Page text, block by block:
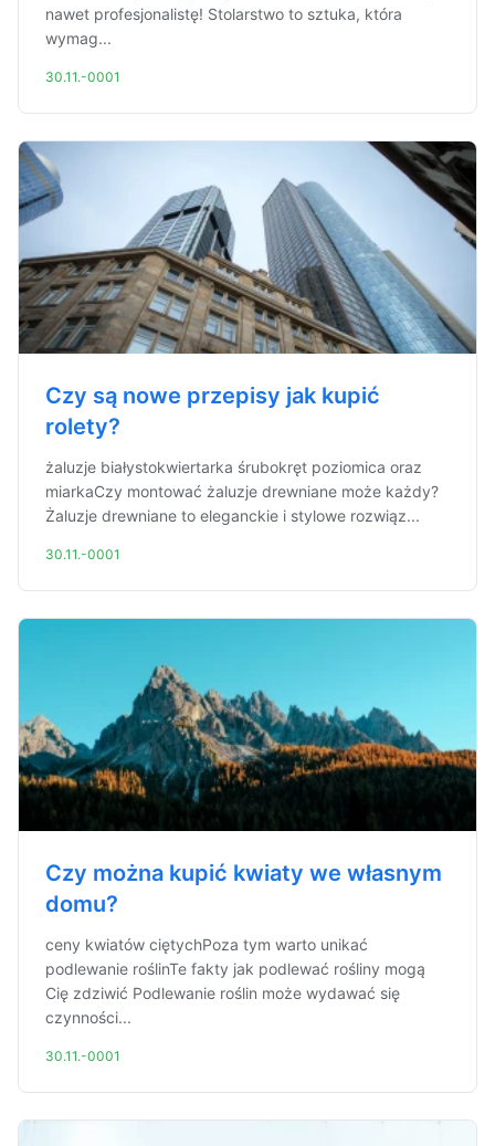
nawet profesjonalistę! Stolarstwo to sztuka, która
wymag...
30.11.-0001
Czy są nowe przepisy jak kupić
rolety?
żaluzje białystokwiertarka śrubokręt poziomica oraz
miarkaCzy montować żaluzje drewniane może każdy?
Żaluzje drewniane to eleganckie i stylowe rozwiąz...
30.11.-0001
Czy można kupić kwiaty we własnym
domu?
ceny kwiatów ciętychPoza tym warto unikać
podlewanie roślinTe fakty jak podlewać rośliny mogą
Cię zdziwić Podlewanie roślin może wydawać się
czynności...
30.11.-0001